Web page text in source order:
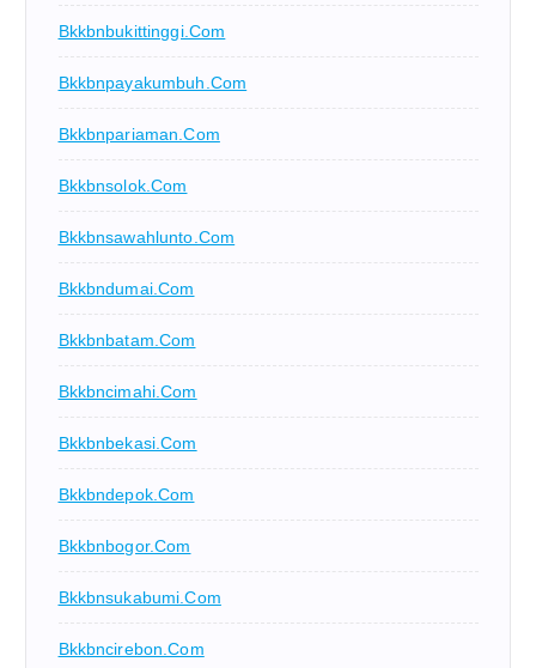
Bkkbnbukittinggi.com
Bkkbnpayakumbuh.com
Bkkbnpariaman.com
Bkkbnsolok.com
Bkkbnsawahlunto.com
Bkkbndumai.com
Bkkbnbatam.com
Bkkbncimahi.com
Bkkbnbekasi.com
Bkkbndepok.com
Bkkbnbogor.com
Bkkbnsukabumi.com
Bkkbncirebon.com